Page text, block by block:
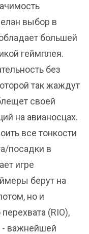
выбор в
большей
геймплея.
без
так жаждут
своей
на авианосцах.
все тонкости
посадки в
игре
берут на
но и
(RIO),
- важнейшей